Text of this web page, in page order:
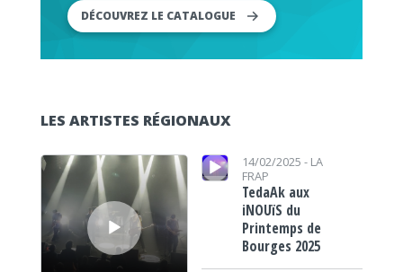
DÉCOUVREZ LE CATALOGUE
LES ARTISTES RÉGIONAUX
Lecteur audio
Lecteur audio 14/02/2025 - LA
FRAP
TedaAk aux
iNOUïS du
Printemps de
Bourges 2025